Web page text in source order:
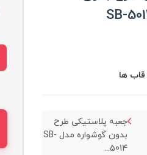
قاب ها
جعبه پلاستیکی طرح
بدون گوشواره مدل SB-
5014...